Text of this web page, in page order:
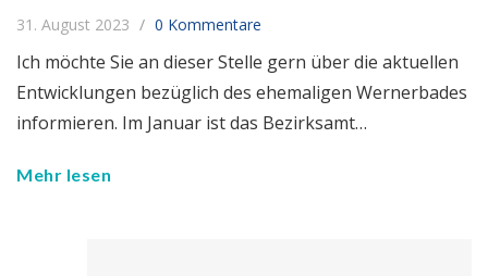
31. August 2023 0 Kommentare
Ich möchte Sie an dieser Stelle gern über die aktuellen
Entwicklungen bezüglich des ehemaligen Wernerbades
informieren. Im Januar ist das Bezirksamt…
Mehr lesen